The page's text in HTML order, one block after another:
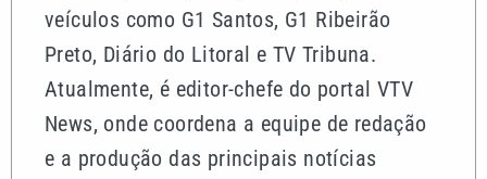
veículos como G1 Santos, G1 Ribeirão
Preto, Diário do Litoral e TV Tribuna.
Atualmente, é editor-chefe do portal VTV
News, onde coordena a equipe de redação
e a produção das principais notícias